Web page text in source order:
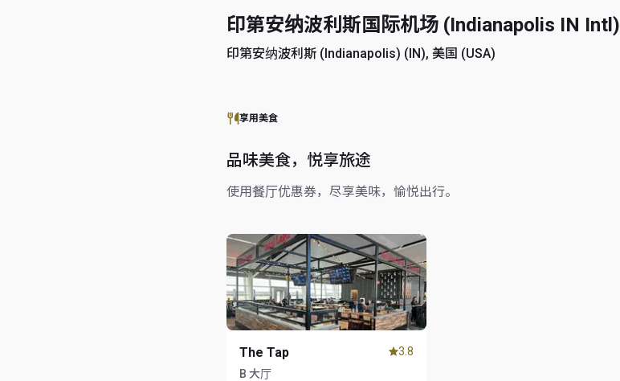
印第安纳波利斯国际机场 (Indianapolis IN Intl)
印第安纳波利斯 (Indianapolis) (IN), 美国 (USA)
享用美食
品味美食，悦享旅途
使用餐厅优惠券，尽享美味，愉悦出行。
The Tap
B 大厅
3.8